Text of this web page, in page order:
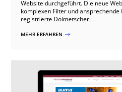
Website durchgeführt. Die neue
komplexen Filter und
registrierte Dolmetscher.
MEHR ERFAHREN $